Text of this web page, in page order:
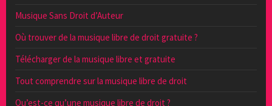
Musique Sans Droit d’Auteur
Où trouver de la musique libre de droit gratuite ?
Télécharger de la musique libre et gratuite
Tout comprendre sur la musique libre de droit
Qu’est-ce qu’une musique libre de droit ?